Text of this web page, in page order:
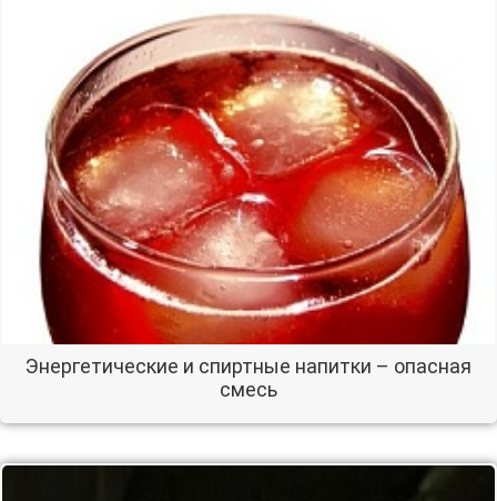
Энергетические и спиртные напитки – опасная
смесь